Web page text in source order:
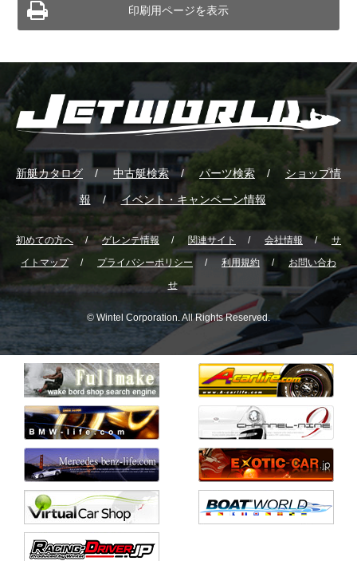
印刷用ページを表示
新艇カタログ 中古艇検索 パーツ検索 ショップ情
報 イベント・キャンペーン情報
初めての方へ ゲレンテ情報 関連サイト 会社情報
サ
イトマップ
プライバシーポリシー 利用規約
お問い合わ
せ
© Wintel Corporation. All Rights Reserved.